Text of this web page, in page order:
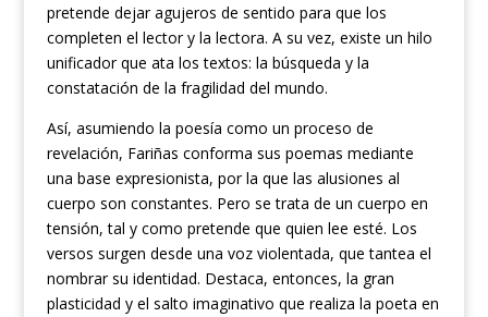
pretende dejar agujeros de sentido para que los
completen el lector y la lectora. A su vez, existe un hilo
unificador que ata los textos: la búsqueda y la
constatación de la fragilidad del mundo.
Así, asumiendo la poesía como un proceso de
revelación, Fariñas conforma sus poemas mediante
una base expresionista, por la que las alusiones al
cuerpo son constantes. Pero se trata de un cuerpo en
tensión, tal y como pretende que quien lee esté. Los
versos surgen desde una voz violentada, que tantea el
nombrar su identidad. Destaca, entonces, la gran
plasticidad y el salto imaginativo que realiza la poeta en